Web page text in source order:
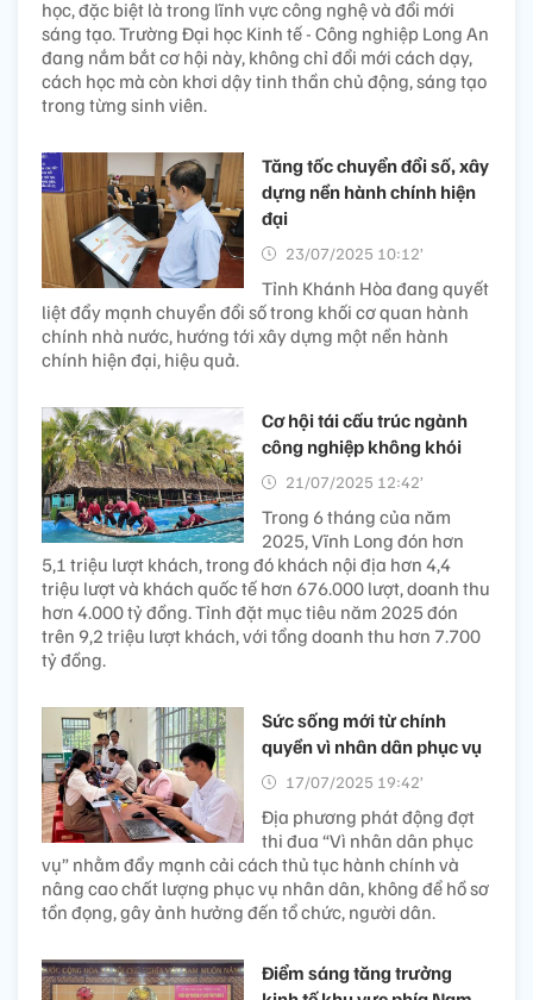
học, đặc biệt là trong lĩnh vực công nghệ và đổi mới
sáng tạo. Trường Đại học Kinh tế - Công nghiệp Long An
đang nắm bắt cơ hội này, không chỉ đổi mới cách dạy,
cách học mà còn khơi dậy tinh thần chủ động, sáng tạo
trong từng sinh viên.
Tăng tốc chuyển đổi số, xây
dựng nền hành chính hiện
đại
23/07/2025 10:12’
Tỉnh Khánh Hòa đang quyết
liệt đẩy mạnh chuyển đổi số trong khối cơ quan hành
chính nhà nước, hướng tới xây dựng một nền hành
chính hiện đại, hiệu quả.
Cơ hội tái cấu trúc ngành
công nghiệp không khói
21/07/2025 12:42’
Trong 6 tháng của năm
2025, Vĩnh Long đón hơn
5,1 triệu lượt khách, trong đó khách nội địa hơn 4,4
triệu lượt và khách quốc tế hơn 676.000 lượt, doanh thu
hơn 4.000 tỷ đồng. Tỉnh đặt mục tiêu năm 2025 đón
trên 9,2 triệu lượt khách, với tổng doanh thu hơn 7.700
tỷ đồng.
Sức sống mới từ chính
quyền vì nhân dân phục vụ
17/07/2025 19:42’
Địa phương phát động đợt
thi đua “Vì nhân dân phục
vụ” nhằm đẩy mạnh cải cách thủ tục hành chính và
nâng cao chất lượng phục vụ nhân dân, không để hồ sơ
tồn đọng, gây ảnh hưởng đến tổ chức, người dân.
Điểm sáng tăng trưởng